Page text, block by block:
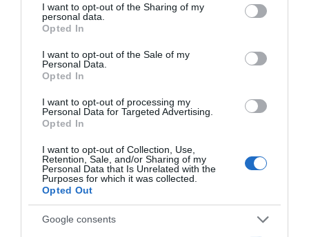
not limited to your visit or usage behaviour. You may click to
grant or deny consent to Google and its third-party tags to
use your data for below specified purposes in below Google
consent section.
I want to opt-out of the Sharing of my
personal data.
Opted In
I want to opt-out of the Sale of my
Personal Data.
Opted In
I want to opt-out of processing my
Personal Data for Targeted Advertising.
Opted In
I want to opt-out of Collection, Use,
Retention, Sale, and/or Sharing of my
Personal Data that Is Unrelated with the
Purposes for which it was collected.
Opted Out
Google consents